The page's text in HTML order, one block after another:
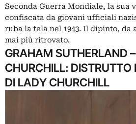
Seconda Guerra Mondiale, la sua
confiscata da giovani ufficiali
ruba la tela nel 1943. Il dipinto, da
mai più ritrovato.
GRAHAM SUTHERLAND
CHURCHILL: DISTRUTTO
DI LADY CHURCHILL